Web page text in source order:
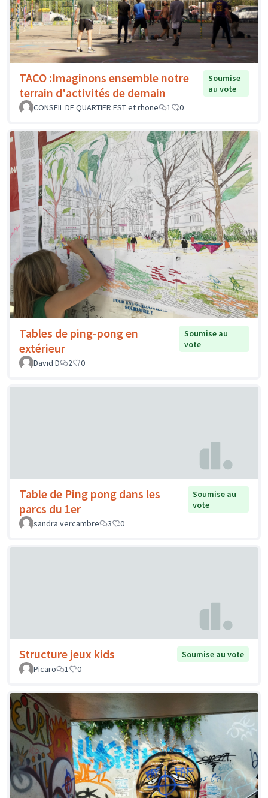
TACO :Imaginons ensemble notre
terrain d'activités de demain
Soumise
au vote
CONSEIL DE QUARTIER EST et rhone
1 0
Tables de ping-pong en
extérieur
Soumise au
vote
David D
2 0
Table de Ping pong dans les
parcs du 1er
Soumise au
vote
sandra vercambre
3 0
Structure jeux kids
Soumise au vote
Picaro
1 0